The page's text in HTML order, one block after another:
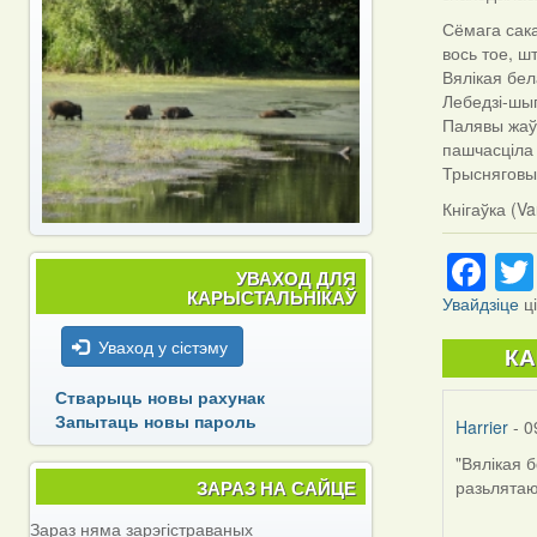
Сёмага
вось тое,
Вялікая
Лебедзі-
Палявы
Кнігаўка
Увайдзіце
Harrier -
"Вялікая
УВАХОД ДЛЯ
КАРЫСТАЛЬНІКАЎ
Уваход у сістэму
Стварыць новы рахунак
Запытаць новы пароль
ЗАРАЗ НА САЙЦЕ
Зараз няма зарэгістраваных